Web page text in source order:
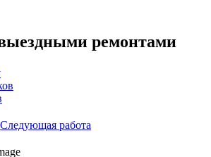
ремонтами
Следующая работа